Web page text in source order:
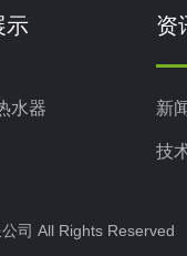
示
水器
资
新
技
司 All Rights